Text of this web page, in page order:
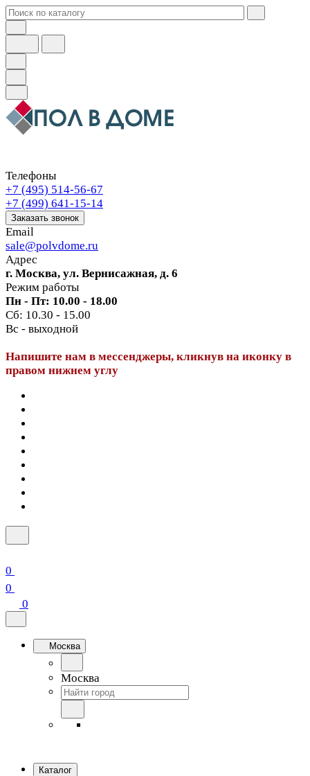
Телефоны
+7 (495) 514-56-67
+7 (499) 641-15-14
Заказать звонок
Email
sale@polvdome.ru
Адрес
г. Москва, ул. Вернисажная, д. 6
Режим работы
Пн - Пт: 10.00 - 18.00
Сб: 10.30 - 15.00
Вс - выходной
Напишите нам в мессенджеры, кликнув на иконку в
правом нижнем углу
0
0
0
Москва
Москва
Каталог